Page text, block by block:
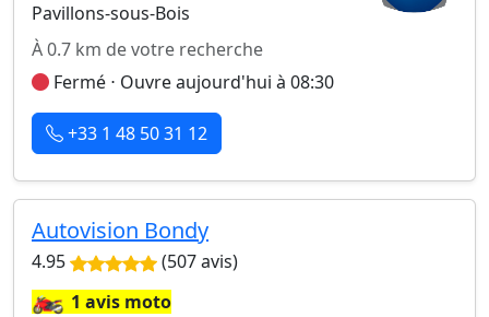
Pavillons-sous-Bois
À 0.7 km de votre recherche
Fermé ⋅ Ouvre aujourd'hui à 08:30
+33 1 48 50 31 12
Autovision Bondy
4.95 (507 avis)
🏍️1 avis moto